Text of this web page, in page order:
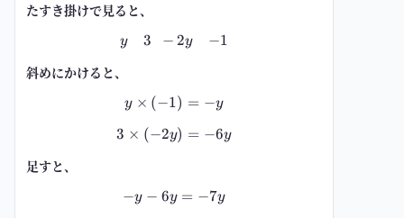
たすき掛けで見ると、
\begin{array}{cc} \ y & 3\ \ -2y
y 3 − 2y −1
斜めにかけると、
y\times(-1)=-y
y × (−1) = −y
3\times(-2y)=-6y
3 × (−2y) = −6y
足すと、
-y-6y=-7y
−y − 6y = −7y